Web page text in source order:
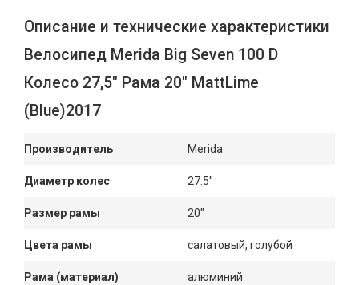
Описание и технические характеристики
Велосипед Merida Big Seven 100 D
Колесо 27,5" Рама 20" MattLime
(Blue)2017
Производитель Merida
Диаметр колес 27.5"
Размер рамы 20"
Цвета рамы салатовый, голубой
Рама (материал) алюминий